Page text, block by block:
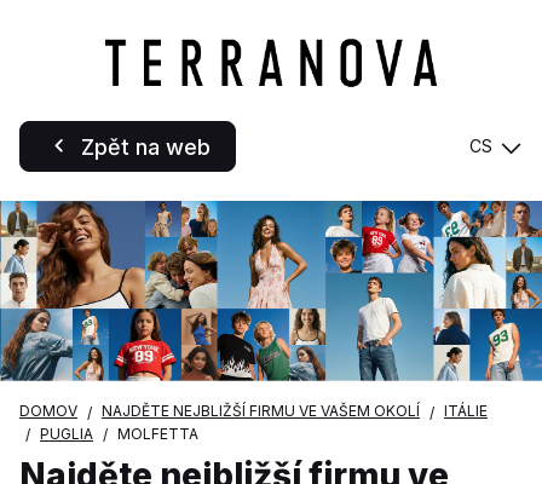
Zpět na web CS
DOMOV NAJDĚTE NEJBLIŽŠÍ FIRMU VE VAŠEM OKOLÍ
ITÁLIE
PUGLIA
MOLFETTA
Najděte nejbližší firmu ve